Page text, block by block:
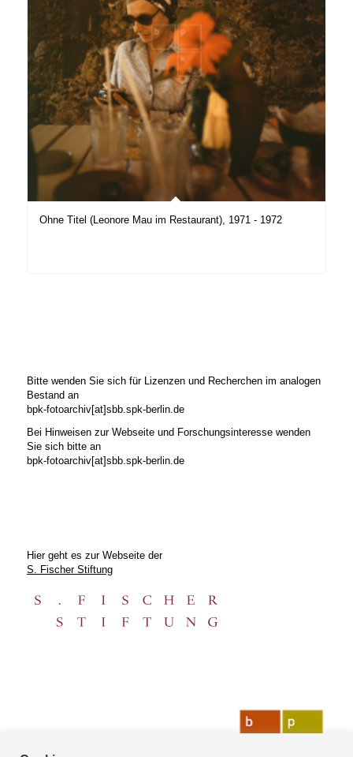
Ohne Titel (Leonore Mau im Restaurant), 1971 - 1972
Bitte wenden Sie sich für Lizenzen und Recherchen im analogen
Bestand an
bpk-fotoarchiv[at]sbb.spk-berlin.de
Bei Hinweisen zur Webseite und Forschungsinteresse wenden
Sie sich bitte an
bpk-fotoarchiv[at]sbb.spk-berlin.de
Hier geht es zur Webseite der
S. Fischer Stiftung